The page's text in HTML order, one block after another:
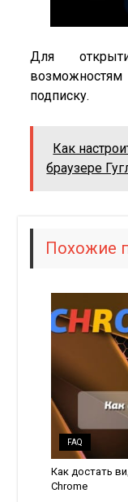
Для
подписку.
Как
браузере
Похожие
FAQ
Как достать
Chrome